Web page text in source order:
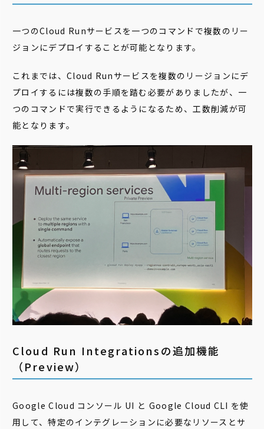
一つのCloud Runサービスを一つのコマンドで複数のリー
ジョンにデプロイすることが可能となります。
これまでは、Cloud Runサービスを複数のリージョンにデ
プロイするには複数の手順を踏む必要がありましたが、一
つのコマンドで実行できるようになるため、工数削減が可
能となります。
Cloud Run Integrationsの追加機能
（Preview）
Google Cloud コンソール UI と Google Cloud CLI を使
用して、特定のインテグレーションに必要なリソースとサ